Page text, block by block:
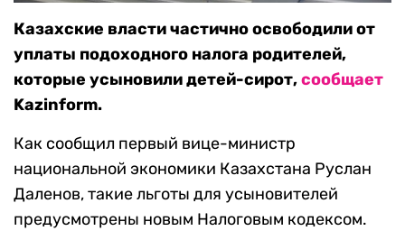
Казахские власти частично освободили от
уплаты подоходного налога родителей,
которые усыновили детей-сирот,сообщает
Kazinform.
Как сообщил первый вице-министр
национальной экономики Казахстана Руслан
Даленов, такие льготы для усыновителей
предусмотрены новым Налоговым кодексом.